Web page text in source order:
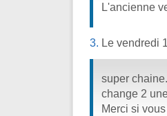
L'ancienne
3. Le vendredi
super
change 2
Merci si